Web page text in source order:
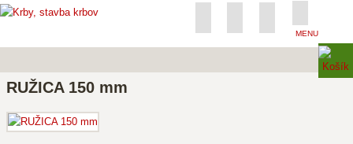
MENU
RUŽICA 150 mm